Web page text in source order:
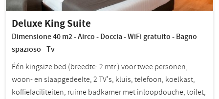
Deluxe King Suite
Dimensione 40 m2 - Airco - Doccia - WiFi gratuito - Bagno
spazioso - Tv
Één kingsize bed (breedte: 2 mtr.) voor twee personen,
woon- en slaapgedeelte, 2 TV's, kluis, telefoon, koelkast,
koffiefaciliteiten, ruime badkamer met inloopdouche, toilet,